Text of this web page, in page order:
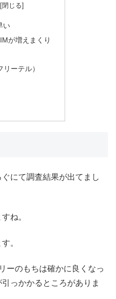
い
が増えまくり
ーテル）
にて調査結果が出てまし
ね。
。
ーのもちは確かに良くなっ
っかかるところがありま